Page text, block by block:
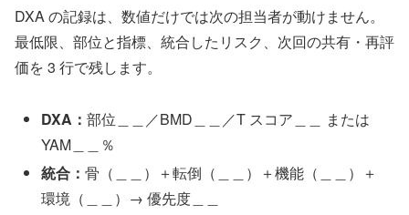
DXA の記録は、数値だけでは次の担当者が動けません。
最低限、部位と指標、統合したリスク、次回の共有・再評
価を 3 行で残します。
DXA：部位＿＿／BMD＿＿／T スコア＿＿ または
YAM＿＿％
統合：骨（＿＿）＋転倒（＿＿）＋機能（＿＿）＋
環境（＿＿）→ 優先度＿＿